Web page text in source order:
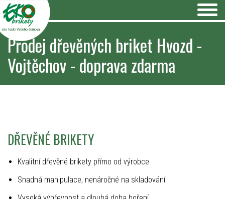
pro teplo Vašeho domova
Prodej dřevěných briket Hvozd -
Vojtěchov - doprava zdarma
DŘEVĚNÉ BRIKETY
Kvalitní dřevěné brikety přímo od výrobce
Snadná manipulace, nenáročné na skladování